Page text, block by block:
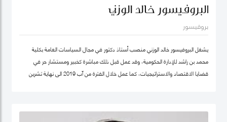
البروفيسور خالد الوزني
بروفيسور
يشغل البروفيسور خالد الوزني منصب أستاذ دكتور في مجال السياسات العامة بكلية
محمد بن راشد للإدارة الحكومية، وقد عمل قبل ذلك مباشرة كخبير ومستشار حر في
قضايا الاقتصاد والاستراتيجيات، كما عمل خلال الفترة من آب 2019 الى نهاية تشرين
سابقا كبير الاقتصاديين/خبير ومحلل مالي واقتصادي واستراتيجيات- وشريك مؤسس في